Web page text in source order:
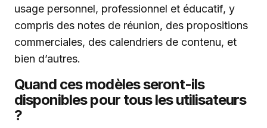
usage personnel, professionnel et éducatif, y
compris des notes de réunion, des propositions
commerciales, des calendriers de contenu, et
bien d’autres.
Quand ces modèles seront-ils
disponibles pour tous les utilisateurs
?